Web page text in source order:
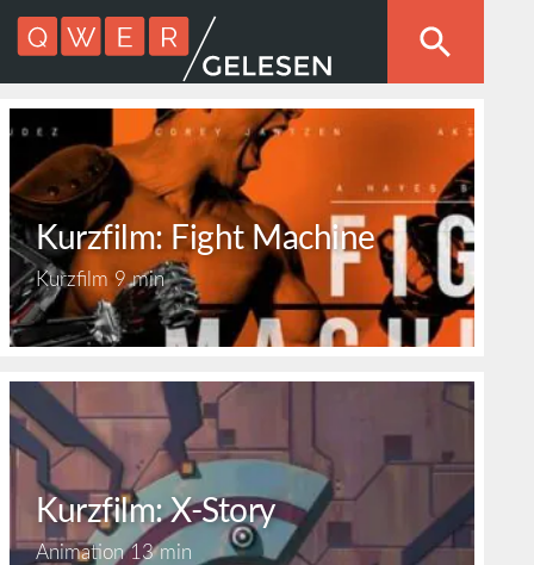
Kurzfilm: Fight Machine
Kurzfilm 9 min
Kurzfilm: X-Story
Animation13 min